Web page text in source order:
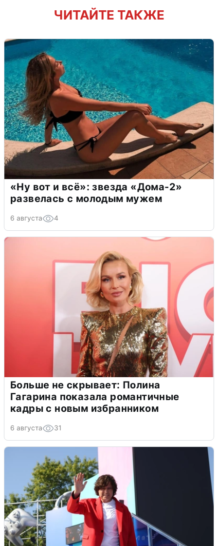
ЧИТАЙТЕ ТАКЖЕ
«Ну вот и всё»: звезда «Дома-2»
развелась с молодым мужем
6 августа 4
Больше не скрывает: Полина
Гагарина показала романтичные
кадры с новым избранником
6 августа 31